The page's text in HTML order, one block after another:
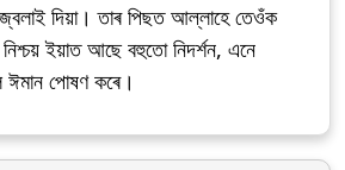
দিয়া। তাৰ পিছত আল্লাহে তেওঁক
ইয়াত আছে বহুতো নিদৰ্শন, এনে
ঈমান পোষণ কৰে।